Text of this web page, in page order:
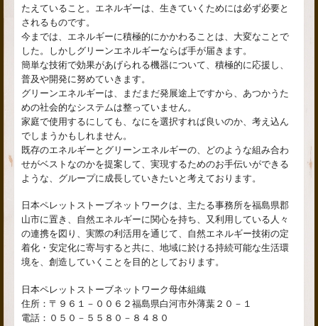
たえていること。エネルギーは、生きていくためには必ず必要と
されるものです。
今までは、エネルギーに積極的にかかわることは、大変なことで
した。しかしグリーンエネルギーならば手が届きます。
簡単な技術で効果があげられる機器について、積極的に応援し、
普及や開発に努めていきます。
グリーンエネルギーは、まだまだ発展途上ですから、あつかうた
めの社会的なシステムは整っていません。
家庭で使用するにしても、なにを選択すれば良いのか、考え込ん
でしまうかもしれません。
既存のエネルギーとグリーンエネルギーの、どのような組み合わ
せがベストなのかを提案して、実現するためのお手伝いができる
ような、グループに成長していきたいと考えております。
日本ペレットストーブネットワークは、主たる事務所を福島県郡
山市に置き、自然エネルギーに関心を持ち、又利用している人々
の連携を図り、実際の利活用を通じて、自然エネルギー技術の定
着化・安定化に寄与すると共に、地域に於ける持続可能な生活環
境を、創造していくことを目的としております。
日本ペレットストーブネットワーク母体組織
住所：〒９６１－００６２福島県白河市外薄葉２０－１
電話：０５０－５５８０－８４８０